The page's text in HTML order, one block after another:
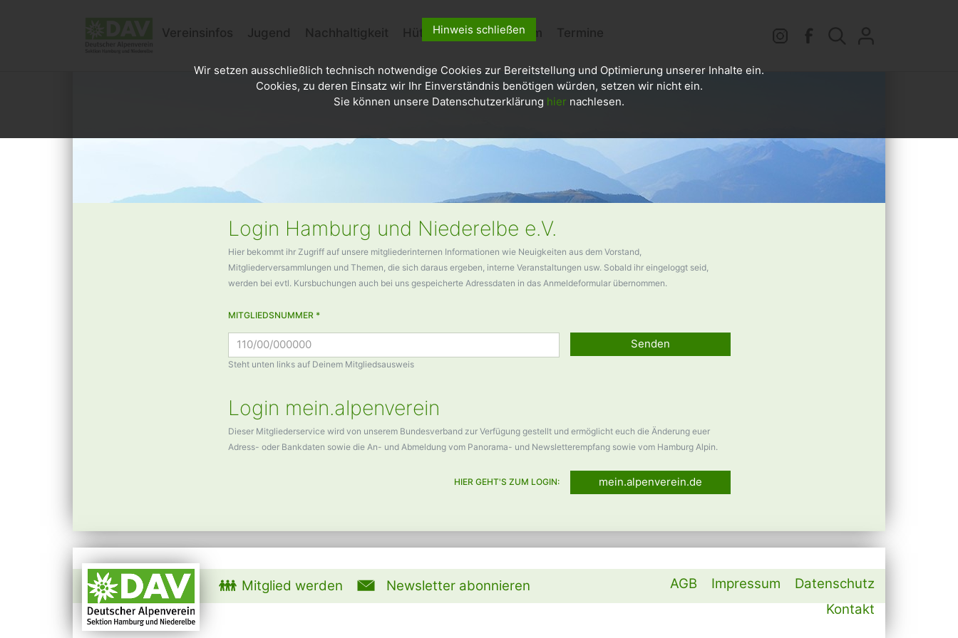
Vereinsinfos Jugend Nachhaltigkeit Hütten Kletterzentrum Termine
Login Hamburg und Niederelbe e.V.
Hier bekommt ihr Zugriff auf unsere mitgliederinternen Informationen wie Neuigkeiten aus dem Vorstand,
Mitgliederversammlungen und Themen, die sich daraus ergeben, interne Veranstaltungen usw. Sobald ihr eingeloggt seid,
werden bei evtl. Kursbuchungen auch bei uns gespeicherte Adressdaten in das Anmeldeformular übernommen.
MITGLIEDSNUMMER *
Steht unten links auf Deinem Mitgliedsausweis
Senden
Login mein.alpenverein
Dieser Mitgliederservice wird von unserem Bundesverband zur Verfügung gestellt und ermöglicht euch die Änderung euer
Adress- oder Bankdaten sowie die An- und Abmeldung vom Panorama- und Newsletterempfang sowie vom Hamburg Alpin.
HIER GEHT'S ZUM LOGIN: mein.alpenverein.de
Mitglied werden Newsletter abonnieren Datenschutz
Impressum
AGB
Kontakt
Hinweis schließen
Wir setzen ausschließlich technisch notwendige Cookies zur Bereitstellung und Optimierung unserer Inhalte ein.
Cookies, zu deren Einsatz wir Ihr Einverständnis benötigen würden, setzen wir nicht ein.
Sie können unsere Datenschutzerklärung hier nachlesen.